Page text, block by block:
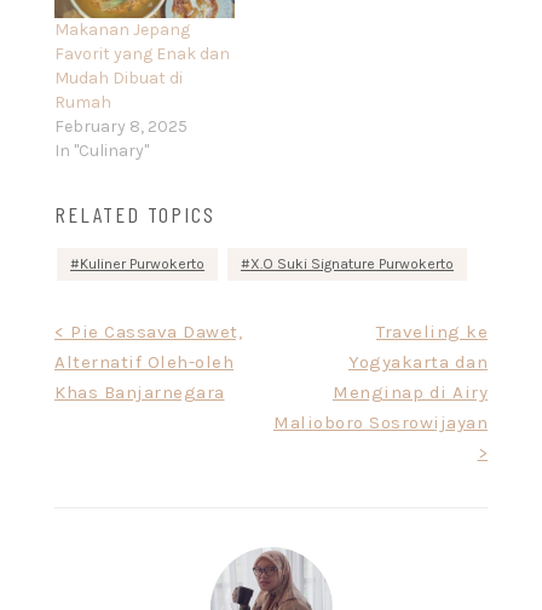
Makanan Jepang
Favorit yang Enak dan
Mudah Dibuat di
Rumah
February 8, 2025
In "Culinary"
RELATED TOPICS
Kuliner Purwokerto X.O Suki Signature Purwokerto
navigation
< Pie Cassava Dawet,
Alternatif Oleh-oleh
Khas Banjarnegara
Traveling ke
Yogyakarta dan
Menginap di Airy
Malioboro Sosrowijayan
>